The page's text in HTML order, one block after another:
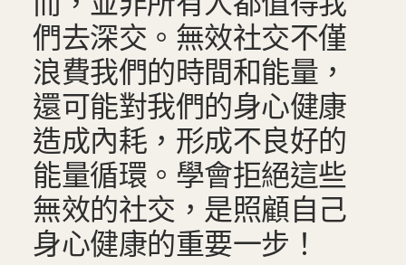
們去深交。無效社交不僅
浪費我們的時間和能量，
還可能對我們的身心健康
造成內耗，形成不良好的
能量循環。學會拒絕這些
無效的社交，是照顧自己
身心健康的重要一步！